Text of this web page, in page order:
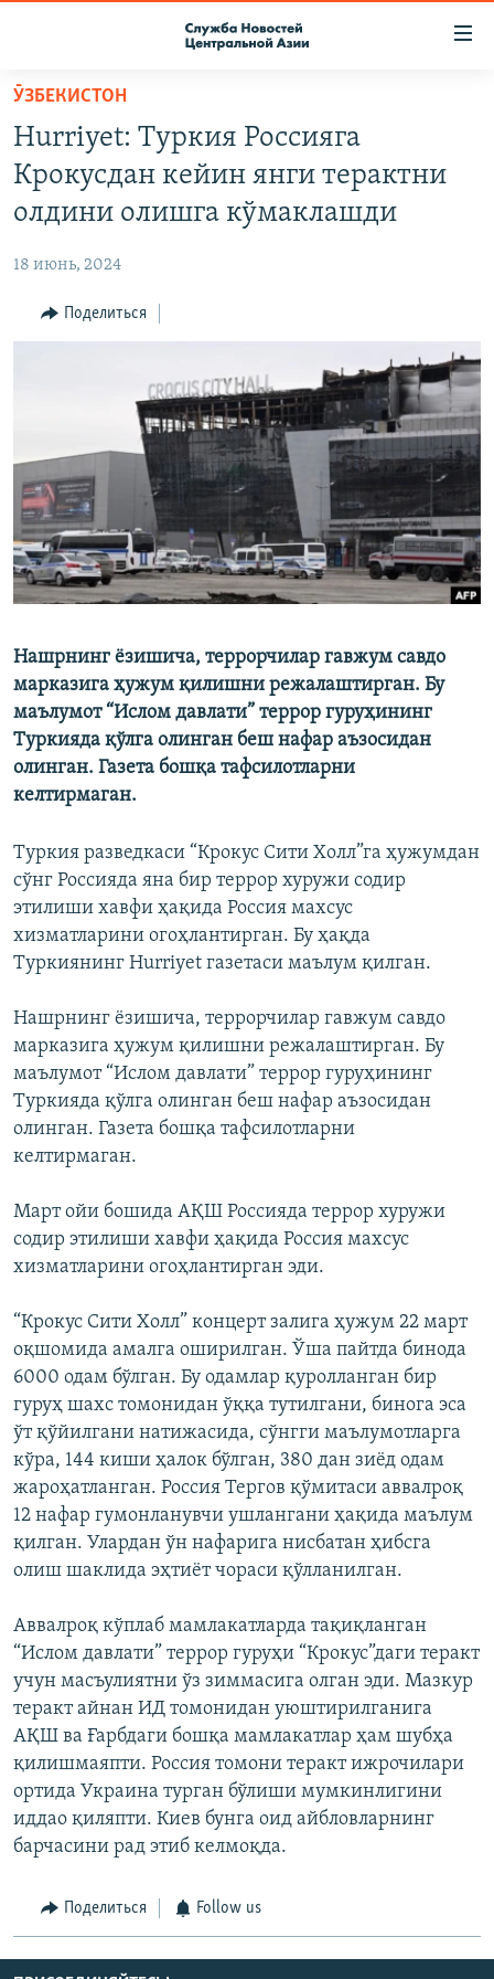
Вернуться
основному
содержанию
Вернутся
главной
Вернутся
ПОДПИСКА
КОНТАКТЫ
НАСТОЯЩЕЕ ВРЕМЯ
МИГРАНТ МЕДИА
ӮЗБЕКИСТОН
Hurriyet: Туркия Россияга
Крокусдан кейин янги терактни
олдини олишга кўмаклашди
18 июнь, 2024
Поделиться
Нашрнинг ёзишича, террорчилар гавжум савдо
марказига ҳужум қилишни режалаштирган. Бу
маълумот “Ислом давлати” террор гуруҳининг
Туркияда қўлга олинган беш нафар аъзосидан
олинган. Газета бошқа тафсилотларни
келтирмаган.
Туркия разведкаси “Крокус Сити Холл”га ҳужумдан
сўнг Россияда яна бир террор хуружи содир
этилиши хавфи ҳақида Россия махсус
хизматларини огоҳлантирган. Бу ҳақда
Туркиянинг Hurriyet газетаси маълум қилган.
Нашрнинг ёзишича, террорчилар гавжум савдо
марказига ҳужум қилишни режалаштирган. Бу
маълумот “Ислом давлати” террор гуруҳининг
Туркияда қўлга олинган беш нафар аъзосидан
олинган. Газета бошқа тафсилотларни
келтирмаган.
Март ойи бошида АҚШ Россияда террор хуружи
содир этилиши хавфи ҳақида Россия махсус
хизматларини огоҳлантирган эди.
“Крокус Сити Холл” концерт залига ҳужум 22 март
оқшомида амалга оширилган. Ўша пайтда бинода
6000 одам бўлган. Бу одамлар қуролланган бир
гуруҳ шахс томонидан ўққа тутилгани, бинога эса
ўт қўйилгани натижасида, сўнгги маълумотларга
кўра, 144 киши ҳалок бўлган, 380 дан зиёд одам
жароҳатланган. Россия Тергов қўмитаси аввалроқ
12 нафар гумонланувчи ушлангани ҳақида маълум
қилган. Улардан ўн нафарига нисбатан ҳибсга
олиш шаклида эҳтиёт чораси қўлланилган.
Аввалроқ кўплаб мамлакатларда тақиқланган
“Ислом давлати” террор гуруҳи “Крокус”даги теракт
учун масъулиятни ўз зиммасига олган эди. Мазкур
теракт айнан ИД томонидан уюштирилганига
АҚШ ва Ғарбдаги бошқа мамлакатлар ҳам шубҳа
қилишмаяпти. Россия томони теракт ижрочилари
ортида Украина турган бўлиши мумкинлигини
иддао қиляпти. Киев бунга оид айбловларнинг
барчасини рад этиб келмоқда.
Поделиться Follow us